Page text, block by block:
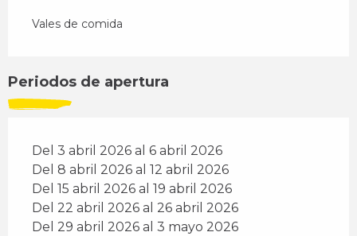
Vales de comida
Periodos de apertura
Del 3 abril 2026 al 6 abril 2026
Del 8 abril 2026 al 12 abril 2026
Del 15 abril 2026 al 19 abril 2026
Del 22 abril 2026 al 26 abril 2026
Del 29 abril 2026 al 3 mayo 2026